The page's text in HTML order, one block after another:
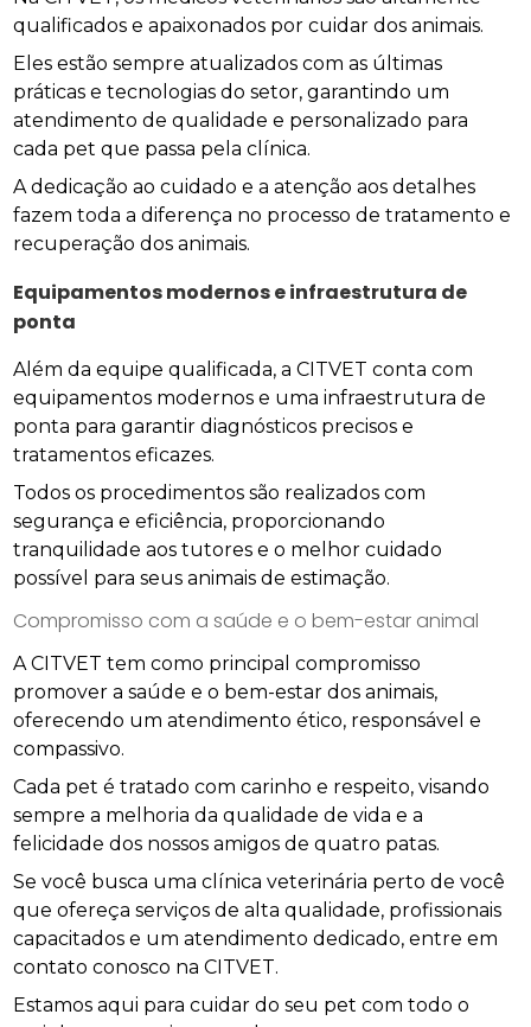
qualificados e apaixonados por cuidar dos animais.
Eles estão sempre atualizados com as últimas
práticas e tecnologias do setor, garantindo um
atendimento de qualidade e personalizado para
cada pet que passa pela clínica.
A dedicação ao cuidado e a atenção aos detalhes
fazem toda a diferença no processo de tratamento e
recuperação dos animais.
Equipamentos modernos e infraestrutura de
ponta
Além da equipe qualificada, a CITVET conta com
equipamentos modernos e uma infraestrutura de
ponta para garantir diagnósticos precisos e
tratamentos eficazes.
Todos os procedimentos são realizados com
segurança e eficiência, proporcionando
tranquilidade aos tutores e o melhor cuidado
possível para seus animais de estimação.
Compromisso com a saúde e o bem-estar animal
A CITVET tem como principal compromisso
promover a saúde e o bem-estar dos animais,
oferecendo um atendimento ético, responsável e
compassivo.
Cada pet é tratado com carinho e respeito, visando
sempre a melhoria da qualidade de vida e a
felicidade dos nossos amigos de quatro patas.
Se você busca uma clínica veterinária perto de você
que ofereça serviços de alta qualidade, profissionais
capacitados e um atendimento dedicado, entre em
contato conosco na CITVET.
Estamos aqui para cuidar do seu pet com todo o